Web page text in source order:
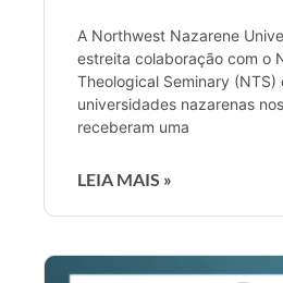
A Northwest Nazarene
estreita colaboração com o
Theological Seminary (NTS)
universidades nazarenas
receberam uma
LEIA MAIS »